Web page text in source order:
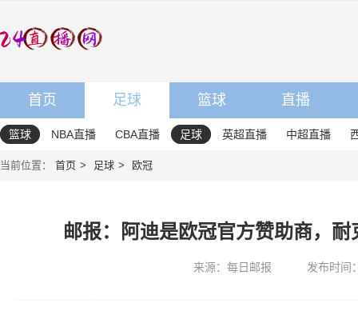
首页 足球 篮球 直播
篮球 NBA直播 CBA直播 足球 英超直播 中超直播
当前位置： 首页 足球 欧冠
邮报：阿迪是欧冠官方赞助商，
来源：每日邮报 发布时间